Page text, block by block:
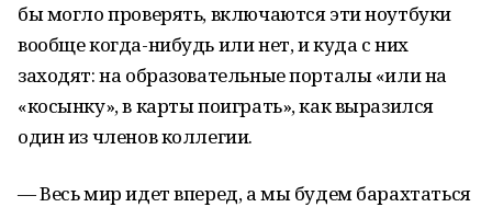
бы могло проверять, включаются эти ноутбуки
вообще когда-нибудь или нет, и куда с них
заходят: на образовательные порталы «или на
«косынку», в карты поиграть», как выразился
один из членов коллегии.
— Весь мир идет вперед, а мы будем барахтаться